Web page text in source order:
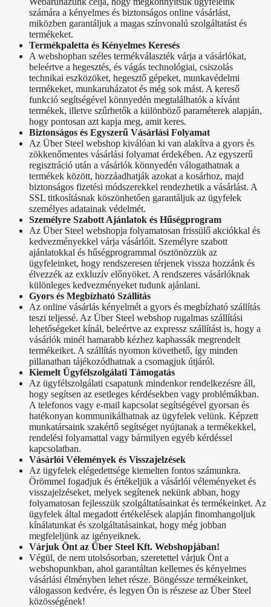
számára a kényelmes és biztonságos online vásárlást,
miközben garantáljuk a magas színvonalú szolgáltatást és
termékeket.
Termékpaletta és Kényelmes Keresés
A webshopban széles termékválaszték várja a vásárlókat,
beleértve a hegesztés, és vágás technológiai, csiszolás
technikai eszközöket, hegesztő gépeket, munkavédelmi
termékeket, munkaruházatot és még sok mást. A kereső
funkció segítségével könnyedén megtalálhatók a kívánt
termékek, illetve szűrhetők a különböző paraméterek alapján,
hogy pontosan azt kapja meg, amit keres.
Biztonságos és Egyszerű Vásárlási Folyamat
Az Über Steel webshop kiválóan ki van alakítva a gyors és
zökkenőmentes vásárlási folyamat érdekében. Az egyszerű
regisztráció után a vásárlók könnyedén válogathatnak a
termékek között, hozzáadhatják azokat a kosárhoz, majd
biztonságos fizetési módszerekkel rendezhetik a vásárlást. A
SSL titkosításnak köszönhetően garantáljuk az ügyfelek
személyes adatainak védelmét.
Személyre Szabott Ajánlatok és Hűségprogram
Az Über Steel webshopja folyamatosan frissülő akciókkal és
kedvezményekkel várja vásárlóit. Személyre szabott
ajánlatokkal és hűségprogrammal ösztönözzük az
ügyfeleinket, hogy rendszeresen térjenek vissza hozzánk és
élvezzék az exkluzív előnyöket. A rendszeres vásárlóknak
különleges kedvezményeket tudunk ajánlani.
Gyors és Megbízható Szállítás
Az online vásárlás kényelmét a gyors és megbízható szállítás
teszi teljessé. Az Über Steel webshop rugalmas szállítási
lehetőségeket kínál, beleértve az expressz szállítást is, hogy a
vásárlók minél hamarabb kézhez kaphassák megrendelt
termékeiket. A szállítás nyomon követhető, így minden
pillanatban tájékozódhatnak a csomagjuk útjáról.
Kiemelt Ügyfélszolgálati Támogatás
Az ügyfélszolgálati csapatunk mindenkor rendelkezésre áll,
hogy segítsen az esetleges kérdésekben vagy problémákban.
A telefonos vagy e-mail kapcsolat segítségével gyorsan és
hatékonyan kommunikálhatnak az ügyfelek velünk. Képzett
munkatársaink szakértő segítséget nyújtanak a termékekkel,
rendelési folyamattal vagy bármilyen egyéb kérdéssel
kapcsolatban.
Vásárlói Vélemények és Visszajelzések
Az ügyfelek elégedettsége kiemelten fontos számunkra.
Örömmel fogadjuk és értékeljük a vásárlói véleményeket és
visszajelzéseket, melyek segítenek nekünk abban, hogy
folyamatosan fejlesszük szolgáltatásainkat és termékeinket. Az
ügyfelek által megadott értékelések alapján finomhangoljuk
kínálatunkat és szolgáltatásainkat, hogy még jobban
megfeleljünk az igényeiknek.
Várjuk Önt az Über Steel Kft. Webshopjában!
Végül, de nem utolsósorban, szeretettel várjuk Önt a
webshopunkban, ahol garantáltan kellemes és kényelmes
vásárlási élményben lehet része. Böngéssze termékeinket,
válogasson kedvére, és legyen Ön is részese az Über Steel
közösségének!